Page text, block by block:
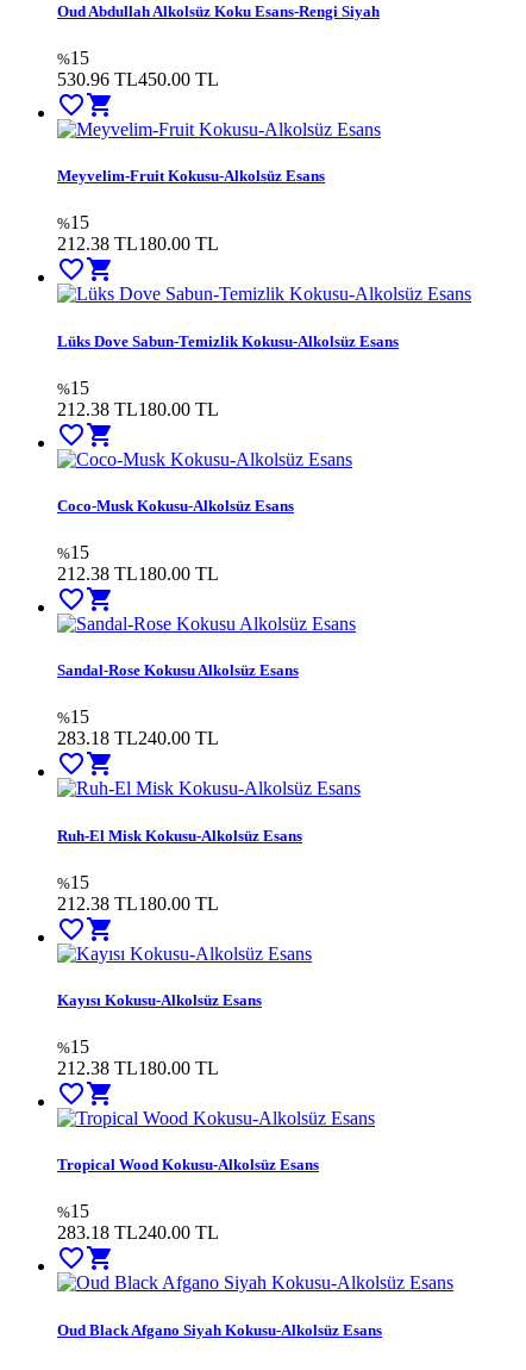
Oud Abdullah Alkolsüz Koku Esans-Rengi Siyah
%15
530.96 TL450.00 TL
favorite_bordershopping_cart
Meyvelim-Fruit Kokusu-Alkolsüz Esans
%15
212.38 TL180.00 TL
favorite_border shopping_cart
Lüks Dove Sabun-Temizlik Kokusu-Alkolsüz Esans
%15
212.38 TL180.00 TL
favorite_bordershopping_cart
Coco-Musk Kokusu-Alkolsüz Esans
%15
212.38 TL180.00 TL
favorite_bordershopping_cart
Sandal-Rose Kokusu Alkolsüz Esans
%15
283.18 TL240.00 TL
favorite_border shopping_cart
Ruh-El Misk Kokusu-Alkolsüz Esans
%15
212.38 TL180.00 TL
favorite_bordershopping_cart
Kayısı Kokusu-Alkolsüz Esans
%15
212.38 TL180.00 TL
favorite_bordershopping_cart
Tropical Wood Kokusu-Alkolsüz Esans
%15
283.18 TL240.00 TL
favorite_border shopping_cart
Oud Black Afgano Siyah Kokusu-Alkolsüz Esans